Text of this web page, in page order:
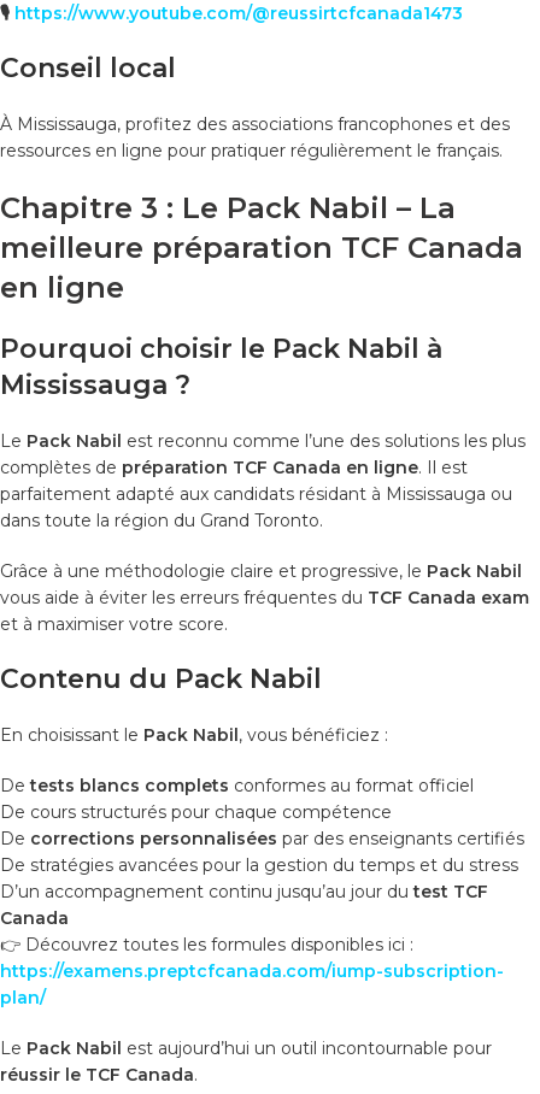
🎙️ https://www.youtube.com/@reussirtcfcanada1473
Conseil local
À Mississauga, profitez des associations francophones et des
ressources en ligne pour pratiquer régulièrement le français.
Chapitre 3 : Le Pack Nabil – La
meilleure préparation TCF Canada
en ligne
Pourquoi choisir le Pack Nabil à
Mississauga ?
Le Pack Nabil est reconnu comme l’une des solutions les plus
complètes de préparation TCF Canada en ligne. Il est
parfaitement adapté aux candidats résidant à Mississauga ou
dans toute la région du Grand Toronto.
Grâce à une méthodologie claire et progressive, le Pack Nabil
vous aide à éviter les erreurs fréquentes du TCF Canada exam
et à maximiser votre score.
Contenu du Pack Nabil
En choisissant le Pack Nabil, vous bénéficiez :
Detests blancs complets conformes au format officiel
De cours structurés pour chaque compétence
De corrections personnalisées par des enseignants certifiés
De stratégies avancées pour la gestion du temps et du stress
D’un accompagnement continu jusqu’au jour dutest TCF
Canada
👉 Découvrez toutes les formules disponibles ici :
https://examens.preptcfcanada.com/iump-subscription-
plan/
Le Pack Nabil est aujourd’hui un outil incontournable pour
réussir le TCF Canada.